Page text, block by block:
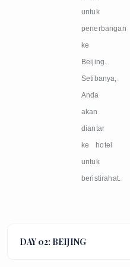
untuk
penerbangan
ke
Beijing.
Setibanya,
Anda
akan
diantar
ke hotel
untuk
beristirahat.
DAY 02: BEIJING